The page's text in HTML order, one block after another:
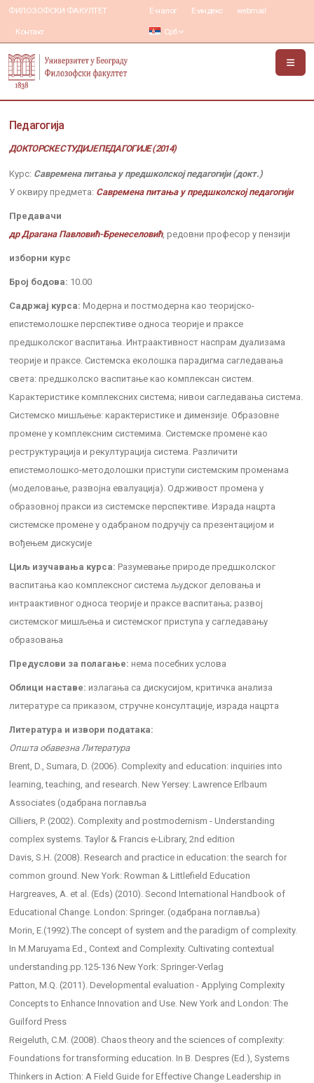
ФИЛОЗОФСКИ ФАКУЛТЕТ
Контакт
Е-налог Е-индекс webmail
Срб
Педагогија
ДОКТОРСКЕ СТУДИЈЕ ПЕДАГОГИЈЕ (2014)
Курс: Савремена питања у предшколској педагогији (докт.)
У оквиру предмета: Савремена питања у предшколској педагогији
Предавачи
др Драгана Павловић-Бренеселовић, редовни професор у пензији
изборни курс
Број бодова: 10.00
Садржај курса: Модерна и постмодерна као теоријско-
епистемолошке перспективе односа теорије и праксе
предшколског васпитања. Интраактивност наспрам дуализама
теорије и праксе. Системска еколошка парадигма сагледавања
света: предшколско васпитање као комплексан систем.
Карактеристике комплексних система; нивои сагледавања система.
Системско мишљење: карактеристике и димензије. Образовне
промене у комплексним системима. Системске промене као
реструктурација и рекултурација система. Различити
епистемолошко-методолошки приступи системским променама
(моделовање, развојна евалуација). Одрживост промена у
образовној пракси из системске перспективе. Израда нацрта
системске промене у одабраном подручју са презентацијом и
вођењем дискусије
Циљ изучавања курса: Разумевање природе предшколског
васпитања као комплексног система људског деловања и
интраактивног односа теорије и праксе васпитања; развој
системског мишљења и системског приступа у сагледавању
образовања
Предуслови за полагање: нема посебних услова
Облици наставе: излагања са дискусијом, критичка анализа
литературе са приказом, стручне консултације, израда нацрта
Литература и извори података:
Општа обавезна Литература
Brent, D., Sumara, D. (2006). Complexity and education: inquiries into
learning, teaching, and research. New Yersey: Lawrence Erlbaum
Associates (одабрана поглавља
Cilliers, P. (2002). Complexity and postmodernism - Understanding
complex systems. Taylor & Francis e-Library, 2nd edition
Davis, S.H. (2008). Research and practice in education: the search for
common ground. New York: Rowman & Littlefield Education
Hargreaves, А. et al. (Eds) (2010). Second International Handbook of
Educational Change. London: Springer. (одабрана поглавља)
Morin, E.(1992).The concept of system and the paradigm of complexity.
In M.Maruyama Ed., Context and Complexity. Cultivating contextual
understanding.pp.125-136 New York: Springer-Verlag
Patton, M.Q. (2011). Developmental evaluation - Applying Complexity
Concepts to Enhance Innovation and Use. New York and London: The
Guilford Press
Reigeluth, C.M. (2008). Chaos theory and the sciences of complexity:
Foundations for transforming education. In B. Despres (Ed.), Systems
Thinkers in Action: A Field Guide for Effective Change Leadership in